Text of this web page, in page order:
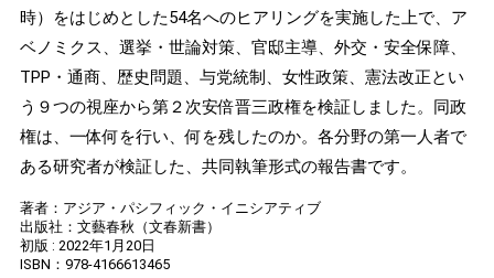
時）をはじめとした54名へのヒアリングを実施した上で、ア
ベノミクス、選挙・世論対策、官邸主導、外交・安全保障、
TPP・通商、歴史問題、与党統制、女性政策、憲法改正とい
う９つの視座から第２次安倍晋三政権を検証しました。同政
権は、一体何を行い、何を残したのか。各分野の第一人者で
ある研究者が検証した、共同執筆形式の報告書です。
著者：アジア・パシフィック・イニシアティブ
出版社：文藝春秋（文春新書）
初版 : 2022年1月20日
ISBN：978-4166613465